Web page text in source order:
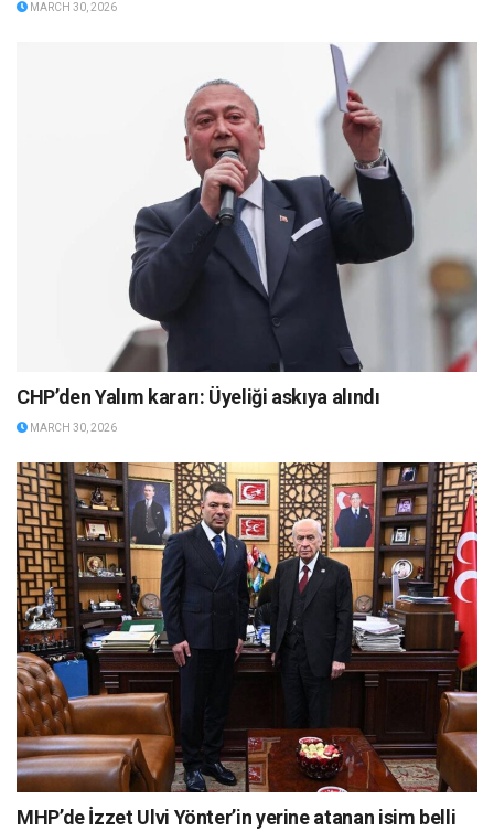
MARCH 30, 2026
CHP’den Yalım kararı: Üyeliği askıya alındı
MARCH 30, 2026
MHP’de İzzet Ulvi Yönter’in yerine atanan isim belli